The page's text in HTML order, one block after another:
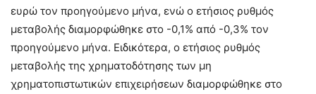
ευρώ τον προηγούμενο μήνα, ενώ ο ετήσιος ρυθμός
μεταβολής διαμορφώθηκε στο -0,1% από -0,3% τον
προηγούμενο μήνα. Ειδικότερα, ο ετήσιος ρυθμός
μεταβολής της χρηματοδότησης των μη
χρηματοπιστωτικών επιχειρήσεων διαμορφώθηκε στο